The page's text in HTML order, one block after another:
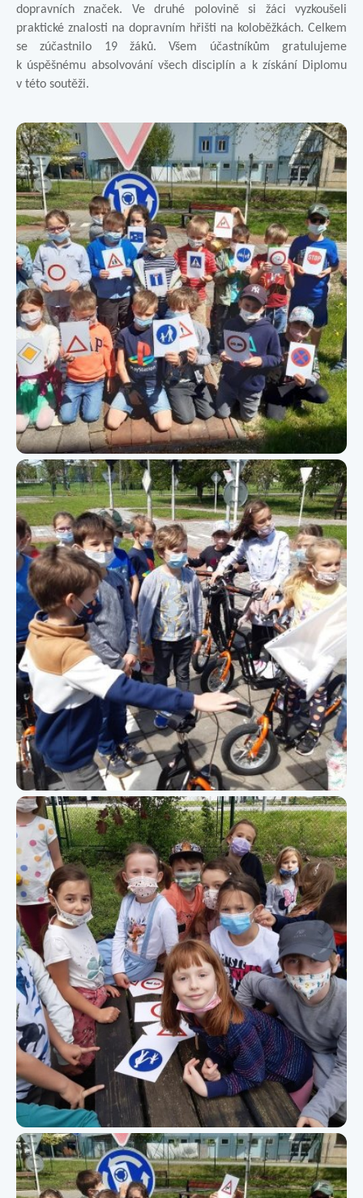
dopravních značek. Ve druhé polovině si žáci vyzkoušeli
praktické znalosti na dopravním hřišti na koloběžkách. Celkem
se zúčastnilo 19 žáků. Všem účastníkům gratulujeme
k úspěšnému absolvování všech disciplín a k získání Diplomu
v této soutěži.